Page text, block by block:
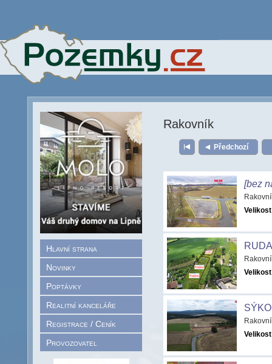
Hlavní strana
Novinky
Poptávky
Realitní kanceláře
Registrace / Ceník
Provozovatel
Rakovník
Předchozí
[bez
RUDA